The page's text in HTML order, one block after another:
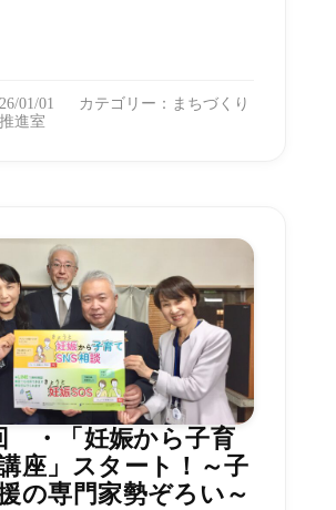
01/01 カテゴリー： まちづくり
進室
・「妊娠から子育
座」スタート！～子
の専門家勢ぞろい～